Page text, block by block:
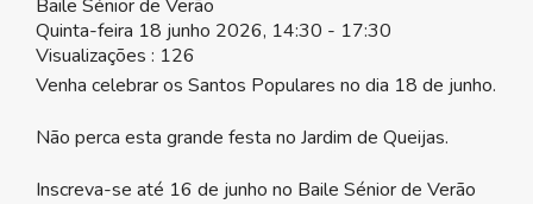
Baile Sénior de Verão
Quinta-feira 18 junho 2026, 14:30 - 17:30
Visualizações : 126
Venha celebrar os Santos Populares no dia 18 de junho.
Não perca esta grande festa no Jardim de Queijas.
Inscreva-se até 16 de junho no Baile Sénior de Verão